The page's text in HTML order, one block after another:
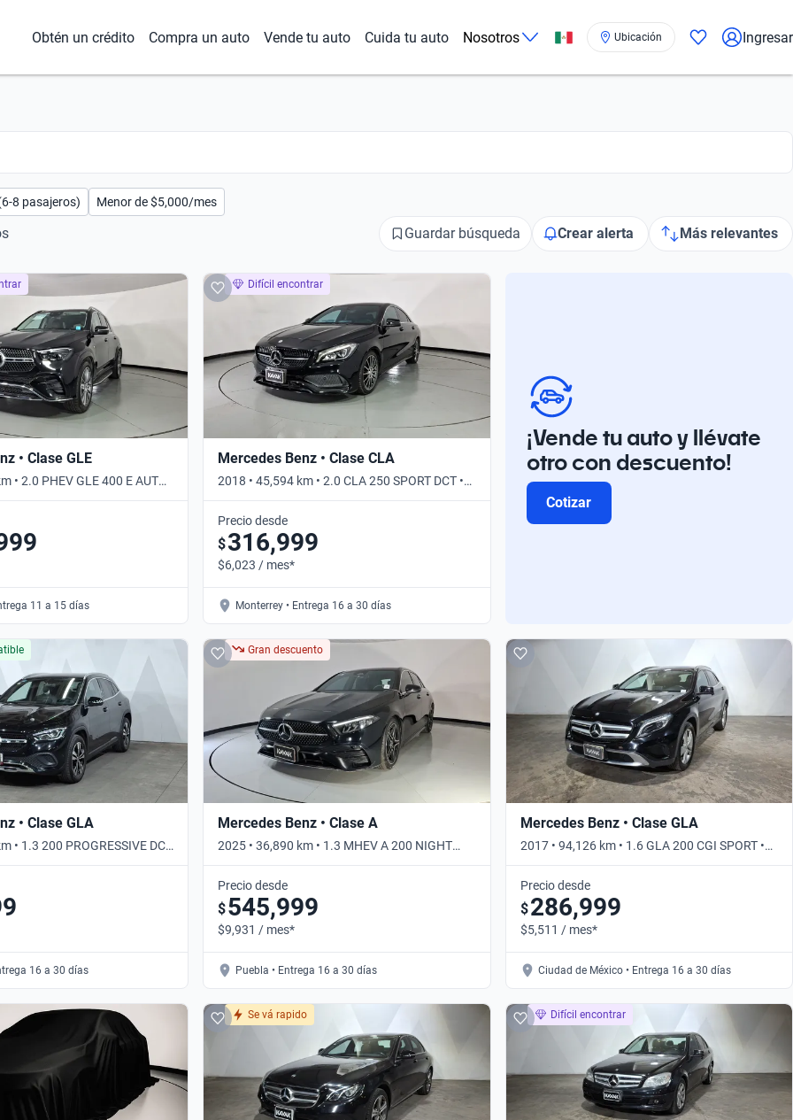
Obtén un crédito Compra un auto Vende tu auto Cuida tu auto Nosotros Ubicación Ingresar
8 pasajeros) Menor de $5,000/mes
Guardar búsqueda Crear alerta Más relevantes
• Clase GLE
• 2.0 PHEV GLE 400 E AUTO
11 a 15 días
Difícil encontrar
Mercedes Benz • Clase CLA
2018 • 45,594 km • 2.0 CLA 250 SPORT DCT •
Automático
Precio desde
$316,999
$6,023 / mes*
Monterrey • Entrega 16 a 30 días
¡Vende tu auto y llévate
otro con descuento!
Cotizar
• Clase GLA
• 1.3 200 PROGRESSIVE DCT
16 a 30 días
Gran descuento
Mercedes Benz • Clase A
2025 • 36,890 km • 1.3 MHEV A 200 NIGHT
EDITION DCT • Automático
Precio desde
$545,999
$9,931 / mes*
Puebla • Entrega 16 a 30 días
Mercedes Benz • Clase GLA
2017 • 94,126 km • 1.6 GLA 200 CGI SPORT •
Automático
Precio desde
$286,999
$5,511 / mes*
Ciudad de México • Entrega 16 a 30 días
Se vá rapido Difícil encontrar